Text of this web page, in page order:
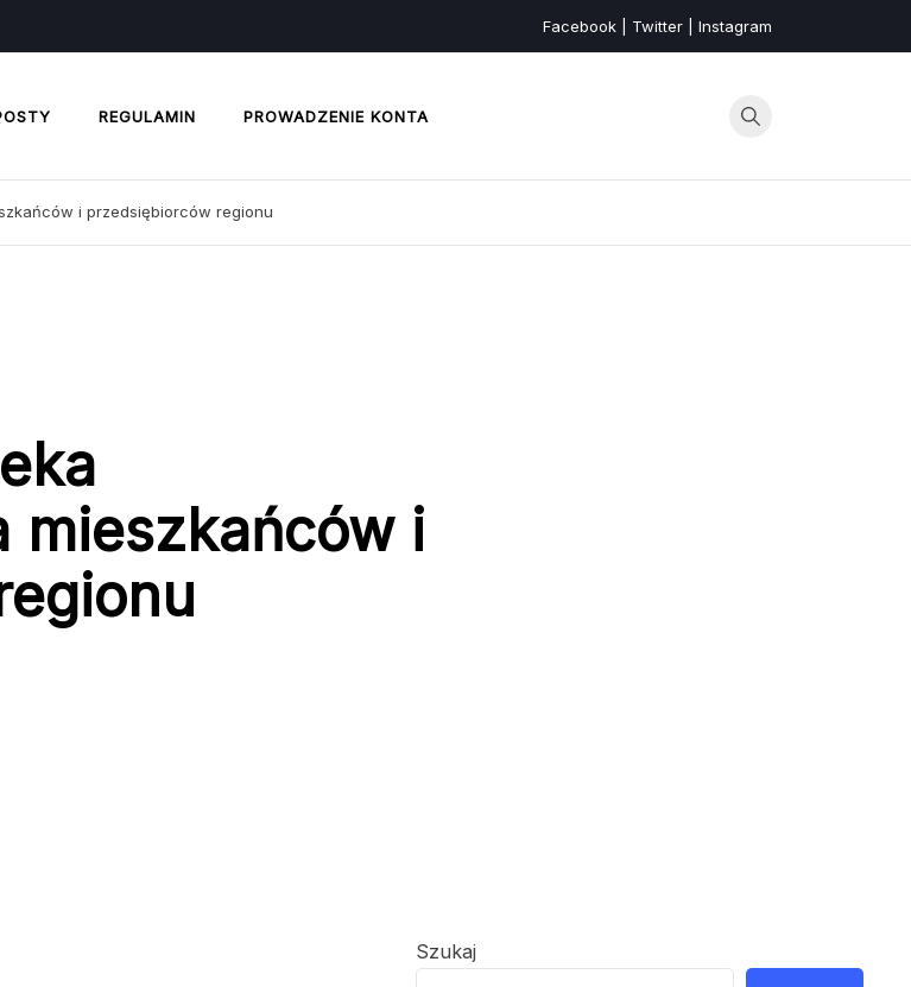
Facebook | Twitter | Instagram
REGULAMIN PROWADZENIE KONTA
i przedsiębiorców regionu
mieszkańców i
Szukaj